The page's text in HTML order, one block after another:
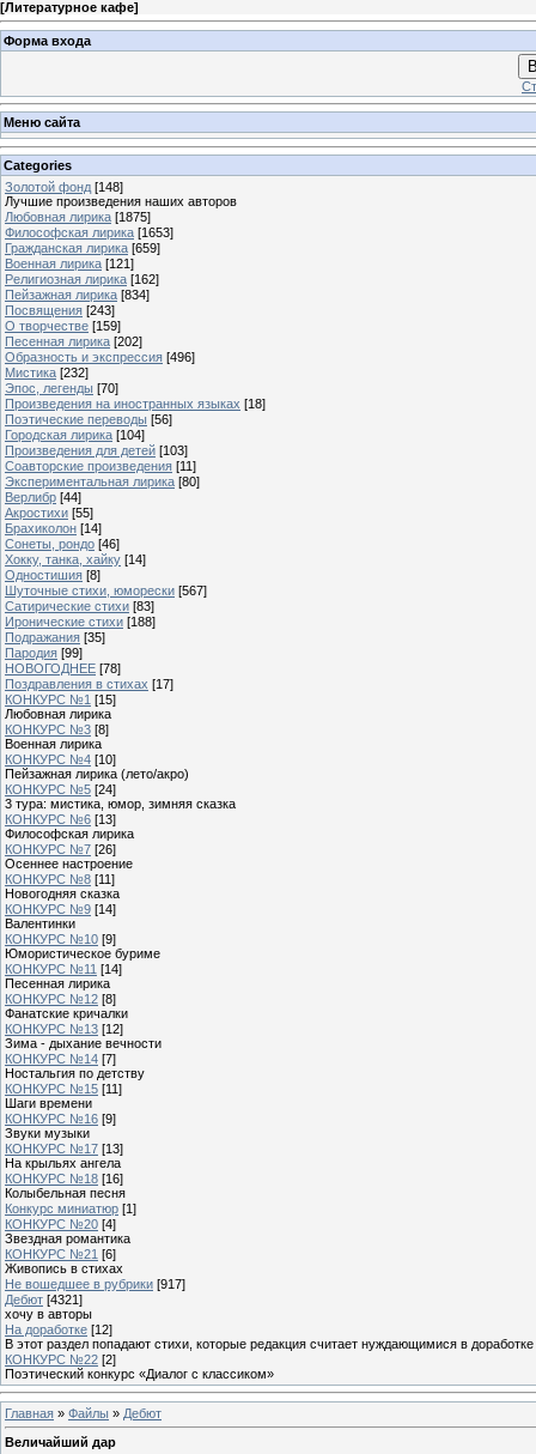
[Литературное кафе]
Форма входа
Меню сайта
Categories
Золотой фонд [148]
Лучшие произведения наших авторов
Любовная лирика [1875]
Философская лирика [1653]
Гражданская лирика [659]
Военная лирика [121]
Религиозная лирика [162]
Пейзажная лирика [834]
Посвящения [243]
О творчестве [159]
Песенная лирика [202]
Образность и экспрессия [496]
Мистика [232]
Эпос, легенды [70]
Произведения на иностранных языках [18]
Поэтические переводы [56]
Городская лирика [104]
Произведения для детей [103]
Соавторские произведения [11]
Экспериментальная лирика [80]
Верлибр [44]
Акростихи [55]
Брахиколон [14]
Сонеты, рондо [46]
Хокку, танка, хайку [14]
Одностишия [8]
Шуточные стихи, юморески [567]
Сатирические стихи [83]
Иронические стихи [188]
Подражания [35]
Пародия [99]
НОВОГОДНЕЕ [78]
Поздравления в стихах [17]
КОНКУРС №1 [15]
Любовная лирика
КОНКУРС №3 [8]
Военная лирика
КОНКУРС №4 [10]
Пейзажная лирика (лето/акро)
КОНКУРС №5 [24]
3 тура: мистика, юмор, зимняя сказка
КОНКУРС №6 [13]
Философская лирика
КОНКУРС №7 [26]
Осеннее настроение
КОНКУРС №8 [11]
Новогодняя сказка
КОНКУРС №9 [14]
Валентинки
КОНКУРС №10 [9]
Юмористическое буриме
КОНКУРС №11 [14]
Песенная лирика
КОНКУРС №12 [8]
Фанатские кричалки
КОНКУРС №13 [12]
Зима - дыхание вечности
КОНКУРС №14 [7]
Ностальгия по детству
КОНКУРС №15 [11]
Шаги времени
КОНКУРС №16 [9]
Звуки музыки
КОНКУРС №17 [13]
На крыльях ангела
КОНКУРС №18 [16]
Колыбельная песня
Конкурс миниатюр [1]
КОНКУРС №20 [4]
Звездная романтика
КОНКУРС №21 [6]
Живопись в стихах
Не вошедшее в рубрики [917]
Дебют [4321]
хочу в авторы
На доработке [12]
В этот раздел попадают стихи, которые редакция считает нуждающимися в доработке
КОНКУРС №22 [2]
Поэтический конкурс «Диалог с классиком»
Главная » Файлы » Дебют
Величайший дар